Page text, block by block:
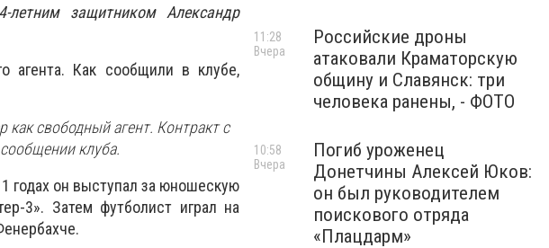
защитником Александр
агента. Как сообщили в клубе,
как свободный агент. Контракт с
клуба.
годах он выступал за юношескую
3». Затем футболист играл на
Российские дроны
атаковали Краматорскую
общину и Славянск: три
человека ранены, - ФОТО
11:28
Вчера
Погиб уроженец
Донетчины Алексей Юков:
он был руководителем
поискового отряда
«Плацдарм»
10:58
Вчера